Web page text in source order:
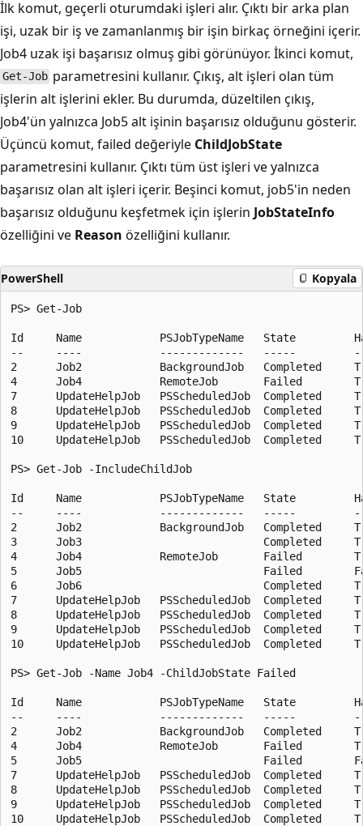
İlk komut, geçerli oturumdaki işleri alır. Çıktı bir arka plan
işi, uzak bir iş ve zamanlanmış bir işin birkaç örneğini içerir.
Job4 uzak işi başarısız olmuş gibi görünüyor. İkinci komut,
Get-Job parametresini kullanır. Çıkış, alt işleri olan tüm
işlerin alt işlerini ekler. Bu durumda, düzeltilen çıkış,
Job4'ün yalnızca Job5 alt işinin başarısız olduğunu gösterir.
Üçüncü komut, failed değeriyle ChildJobState
parametresini kullanır. Çıktı tüm üst işleri ve yalnızca
başarısız olan alt işleri içerir. Beşinci komut, job5'in neden
başarısız olduğunu keşfetmek için işlerin JobStateInfo
özelliğini ve Reason özelliğini kullanır.
PowerShell Kopyala
PS> Get-Job
Id     Name            PSJobTypeName   State
--     ----            -------------   -----
2      Job2            BackgroundJob   Completed
4      Job4            RemoteJob       Failed
7      UpdateHelpJob   PSScheduledJob
8      UpdateHelpJob   PSScheduledJob
9      UpdateHelpJob   PSScheduledJob
10     UpdateHelpJob   PSScheduledJob
PS> Get-Job -IncludeChildJob
Id     Name            PSJobTypeName   State
--     ----            -------------   -----
2      Job2            BackgroundJob   Completed
3      Job3                            Completed
4      Job4            RemoteJob       Failed
5      Job5                            Failed
6      Job6                            Completed
7      UpdateHelpJob   PSScheduledJob
8      UpdateHelpJob   PSScheduledJob
9      UpdateHelpJob   PSScheduledJob
10     UpdateHelpJob   PSScheduledJob
PS> Get-Job -Name Job4 -ChildJobState Failed
Id     Name            PSJobTypeName   State
--     ----            -------------   -----
2      Job2            BackgroundJob   Completed
4      Job4            RemoteJob       Failed
5      Job5                            Failed
7      UpdateHelpJob   PSScheduledJob
8      UpdateHelpJob   PSScheduledJob
9      UpdateHelpJob   PSScheduledJob
10     UpdateHelpJob   PSScheduledJob